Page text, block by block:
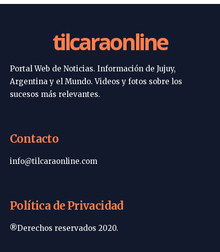
tilcaraonline
Portal Web de Noticias. Información de Jujuy,
Argentina y el Mundo. Videos y fotos sobre los
sucesos más relevantes.
Contacto
info@tilcaraonline.com
Política de Privacidad
®Derechos reservados 2020.